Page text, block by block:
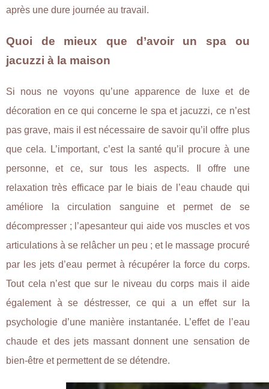
après une dure journée au travail.
Quoi de mieux que d’avoir un spa ou
jacuzzi à la maison
Si nous ne voyons qu’une apparence de luxe et de
décoration en ce qui concerne le spa et jacuzzi, ce n’est
pas grave, mais il est nécessaire de savoir qu’il offre plus
que cela. L’important, c’est la santé qu’il procure à une
personne, et ce, sur tous les aspects. Il offre une
relaxation très efficace par le biais de l’eau chaude qui
améliore la circulation sanguine et permet de se
décompresser ; l’apesanteur qui aide vos muscles et vos
articulations à se relâcher un peu ; et le massage procuré
par les jets d’eau permet à récupérer la force du corps.
Tout cela n’est que sur le niveau du corps mais il aide
également à se déstresser, ce qui a un effet sur la
psychologie d’une manière instantanée. L’effet de l’eau
chaude et des jets massant donnent une sensation de
bien-être et permettent de se détendre.